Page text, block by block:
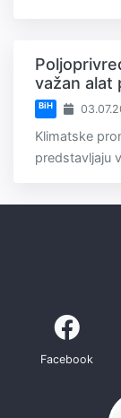
važan alat
BiH
Klimatske
predstavljaju
Facebook